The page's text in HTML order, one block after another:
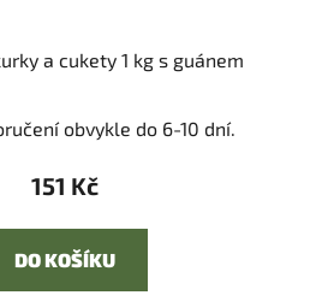
a cukety 1 kg s guánem
obvykle do 6-10 dní.
151 Kč
DO KOŠÍKU